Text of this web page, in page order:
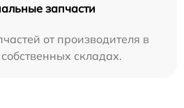
запчасти
от производителя в
складах.